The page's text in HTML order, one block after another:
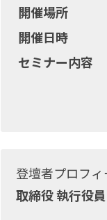
開催場所
開催日時
セミナー内容
登壇者プロフィ
取締役 執行役